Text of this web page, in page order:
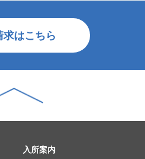
求はこちら
入所案内